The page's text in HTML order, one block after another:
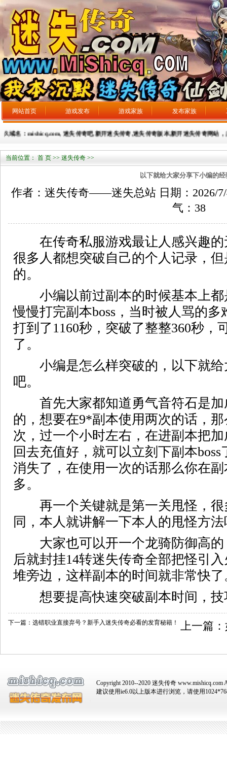
网站首页 游戏发布 游戏家族 发布家族
名：mishicq.com, 迷失传奇吧,新开迷失传奇,迷失传奇版本,新开迷失传奇网站，广
当前位置： 首 页 >> 迷失传奇 >>
以下就给大家分享下小编的经
作者：迷失传奇——迷失总站 日期：2026/7/
气： 38
在传奇私服游戏最让人感兴趣的
很多人都想突破自己的个人记录，
的。
小编以前过副本的时候基本上都
慢慢打完副本boss，当时被人骂的
打到了1160秒，突破了整整360秒，
了。
小编是怎么样突破的，以下就给
吧。
首先大家都知道勇气音符石是加
的，想要在9*副本使用两次的话，
次，过一个小时左右，在进副本把
回去充值好，就可以立刻下副本
消失了，在使用一次的话那么你在
多。
再一个关键就是第一关甩怪，很
同，本人就讲解一下本人的甩怪方
大家也可以开一个龙骑防御高的
后就封挂14转迷失传奇全部把怪引
堆旁边，这样副本的时间就非常快了
想要提高快速突破副本时间，技
下一篇： 选错职业直接弃号？新手入迷失传奇必看的发育秘籍！ 上一篇：
Copyright 2010--2020 迷失传奇 www.mishicq.com
建议使用ie6.0以上版本进行浏览，请使用